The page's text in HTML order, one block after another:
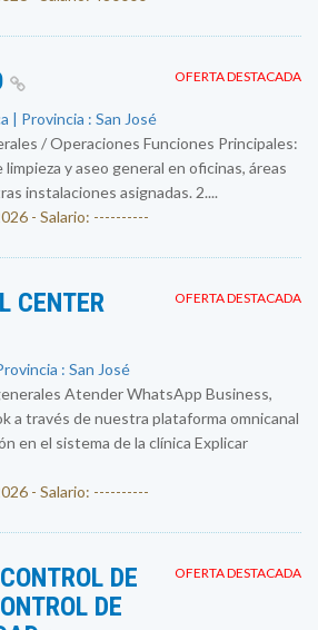
OFERTA DESTACADA
| Provincia : San José
/ Operaciones Funciones Principales:
limpieza y aseo general en oficinas, áreas
instalaciones asignadas. 2....
- Salario: ----------
OFERTA DESTACADA
CENTER
: San José
Atender WhatsApp Business,
a través de nuestra plataforma omnicanal
en el sistema de la clínica Explicar
- Salario: ----------
OFERTA DESTACADA
DE
DE